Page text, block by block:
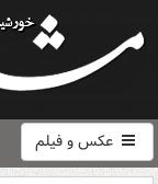
عکس و فیلم